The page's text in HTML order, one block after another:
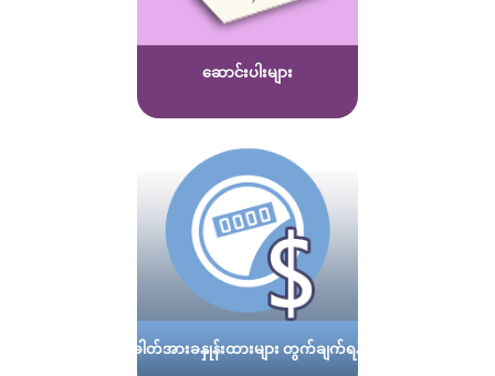
ဆောင်းပါးများ
ဓါတ်အားခနှုန်းထားများ တွက်ချက်ရန်